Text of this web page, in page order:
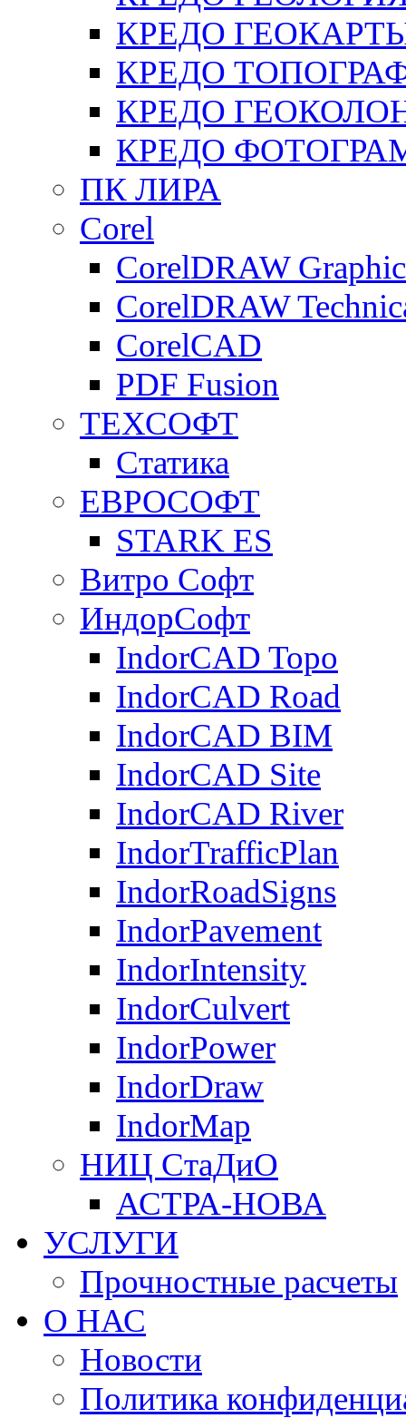
КРЕДО
КРЕДО
КРЕДО
КРЕДО
ПК ЛИРА
Corel
CorelDRAW
CorelDRAW
CorelCAD
PDF Fusion
ТЕХСОФТ
Статика
ЕВРОСОФТ
STARK ES
Витро Софт
ИндорСофт
IndorCAD Topo
IndorCAD Road
IndorCAD BIM
IndorCAD Site
IndorCAD River
IndorTrafficPlan
IndorRoadSigns
IndorPavement
IndorIntensity
IndorCulvert
IndorPower
IndorDraw
IndorMap
НИЦ СтаДиО
АСТРА-НОВА
УСЛУГИ
Прочностные расчеты
О НАС
Новости
Политика